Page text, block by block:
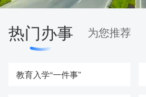
热门办事 为您推荐
教育入学“一件事”